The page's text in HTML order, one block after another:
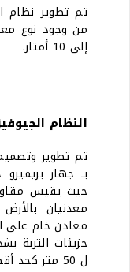
تم تطوير نظام
من وجود نوع
إلى 10 أمتار.
النظام
تم تطوير
بـ جهاز
حيث يقيس
معدنيان
معادن خام على
جزيئات التربة
ل 50 متر كحد أقصى.